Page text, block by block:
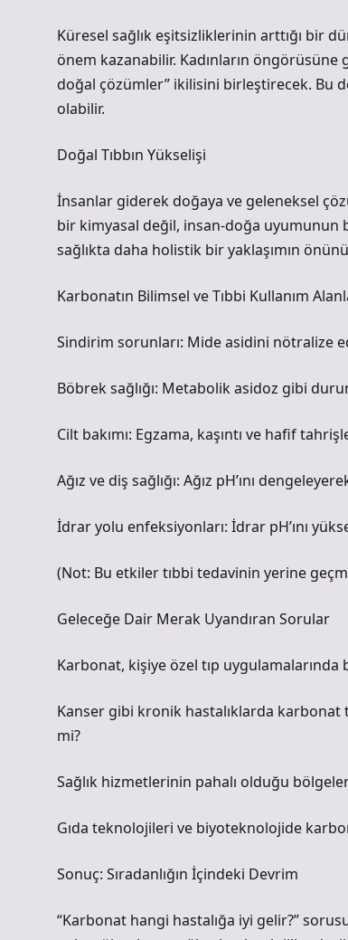
Küresel sağlık eşitsizliklerinin arttığı bir
önem kazanabilir. Kadınların
doğal çözümler” ikilisini birleştirecek. Bu
olabilir.
Doğal Tıbbın Yükselişi
İnsanlar giderek doğaya ve geleneksel
bir kimyasal değil, insan-doğa uyumunun
sağlıkta daha holistik bir yaklaşımın
Karbonatın Bilimsel ve Tıbbi Kullanım
Sindirim sorunları: Mide asidini nötralize
Böbrek sağlığı: Metabolik asidoz gibi
Cilt bakımı: Egzama, kaşıntı ve hafif
Ağız ve diş sağlığı: Ağız pH’ını
İdrar yolu enfeksiyonları: İdrar pH’ını
(Not: Bu etkiler tıbbi tedavinin yerine
Geleceğe Dair Merak Uyandıran Sorular
Karbonat, kişiye özel tıp
Kanser gibi kronik hastalıklarda
mi?
Sağlık hizmetlerinin pahalı olduğu
Gıda teknolojileri ve biyoteknolojide
Sonuç: Sıradanlığın İçindeki Devrim
“Karbonat hangi hastalığa iyi gelir?”